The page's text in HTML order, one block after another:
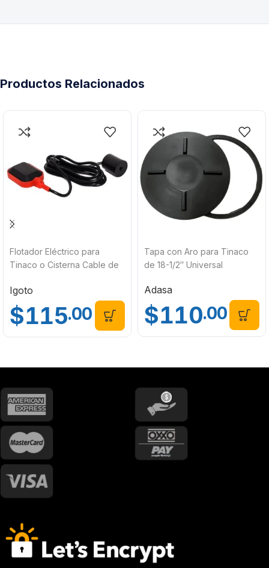
Productos Relacionados
Flotador Eléctrico para
Tinaco o Cisterna Cable de
Igoto
$115.00
Tapa con Aro para Tinaco
de 18-1/2″ Universal
Adasa
$110.00